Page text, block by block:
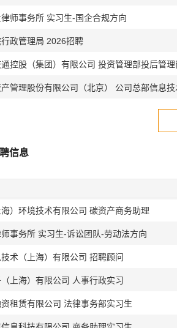
师事务所 实习生-国企合规方向
政管理局 2026招聘
控股（集团）有限公司 投资管理部投后管
信息
）环境技术有限公司 碳资产商务助理
事务所 实习生-诉讼团队-劳动法方向
术（上海）有限公司 招聘顾问
上海）有限公司 人事行政实习
租赁有限公司 法律事务部实习生